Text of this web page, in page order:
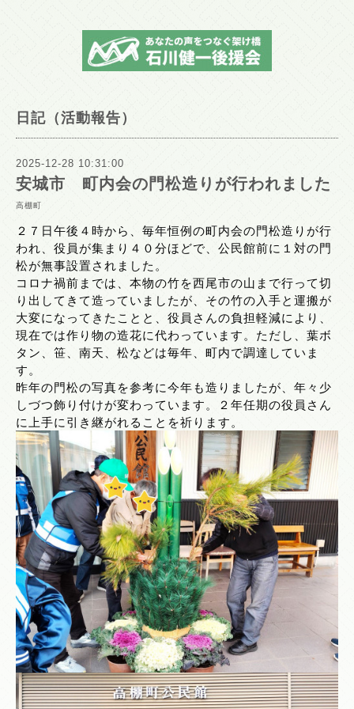
日記（活動報告）
2025-12-28 10:31:00
安城市 町内会の門松造りが行われました
高棚町
２７日午後４時から、毎年恒例の町内会の門松造りが行
われ、役員が集まり４０分ほどで、公民館前に１対の門
松が無事設置されました。
コロナ禍前までは、本物の竹を西尾市の山まで行って切
り出してきて造っていましたが、その竹の入手と運搬が
大変になってきたことと、役員さんの負担軽減により、
現在では作り物の造花に代わっています。ただし、葉ボ
タン、笹、南天、松などは毎年、町内で調達していま
す。
昨年の門松の写真を参考に今年も造りましたが、年々少
しづつ飾り付けが変わっています。２年任期の役員さん
に上手に引き継がれることを祈ります。